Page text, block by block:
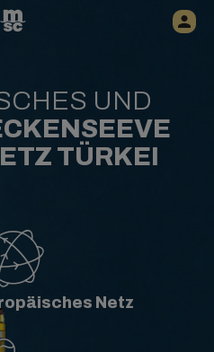
UND
TÜRKEI
Netz